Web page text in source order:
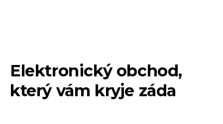
Elektronický obchod,
který vám kryje záda